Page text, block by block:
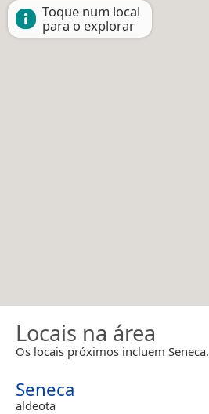
Toque num local
para o explorar
Locais na área
Os locais próximos incluem Seneca.
Seneca
aldeota